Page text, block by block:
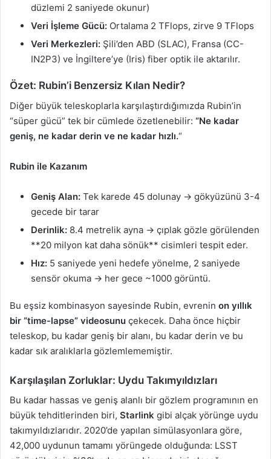
düzlemi 2 saniyede okunur)
Veri İşleme Gücü: Ortalama 2 TFlops, zirve 9 TFlops
Veri Merkezleri: Şili’den ABD (SLAC), Fransa (CC-
IN2P3) ve İngiltere’ye (Iris) fiber optik ile aktarılır.
Özet: Rubin’i Benzersiz Kılan Nedir?
Diğer büyük teleskoplarla karşılaştırdığımızda Rubin’in
“süper gücü” tek bir cümlede özetlenebilir: “Ne kadar
geniş, ne kadar derin ve ne kadar hızlı.“
Rubin ile Kazanım
Geniş Alan: Tek karede 45 dolunay → gökyüzünü 3-4
gecede bir tarar
Derinlik: 8.4 metrelik ayna → çıplak gözle görülenden
**20 milyon kat daha sönük** cisimleri tespit eder.
Hız: 5 saniyede yeni hedefe yönelme, 2 saniyede
sensör okuma → her gece ~1000 görüntü.
Bu eşsiz kombinasyon sayesinde Rubin, evrenin on yıllık
bir “time-lapse” videosunu çekecek. Daha önce hiçbir
teleskop, bu kadar geniş bir alanı, bu kadar derin ve bu
kadar sık aralıklarla gözlemlememiştir.
Karşılaşılan Zorluklar: Uydu Takımyıldızları
Bu kadar hassas ve geniş alanlı bir gözlem programının en
büyük tehditlerinden biri, Starlink gibi alçak yörünge uydu
takımyıldızlarıdır. 2020’de yapılan simülasyonlara göre,
42,000 uydunun tamamı yörüngede olduğunda: LSST